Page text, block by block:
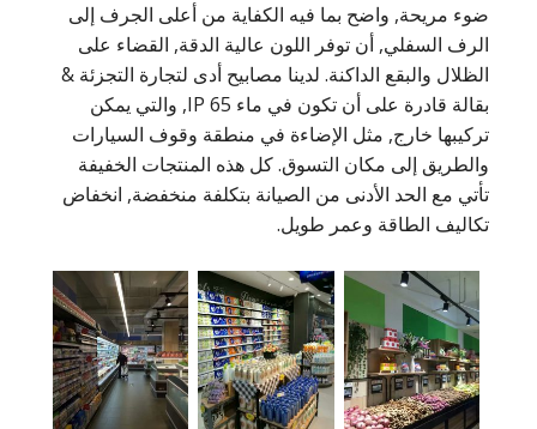
ضوء مريحة, واضح بما فيه الكفاية من أعلى الجرف إلى
الرف السفلي, أن توفر اللون عالية الدقة, القضاء على
الظلال والبقع الداكنة. لدينا مصابيح أدى لتجارة التجزئة &
بقالة قادرة على أن تكون في ماء IP 65, والتي يمكن
تركيبها خارج, مثل الإضاءة في منطقة وقوف السيارات
والطريق إلى مكان التسوق. كل هذه المنتجات الخفيفة
تأتي مع الحد الأدنى من الصيانة بتكلفة منخفضة, انخفاض
تكاليف الطاقة وعمر طويل.